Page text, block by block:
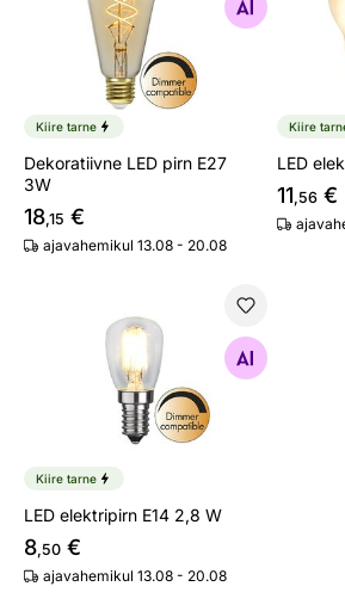
Otsi sarnaseid
Kiire tarne
Dekoratiivne LED pirn E27
3W
18,15 €
ajavahemikul 13.08 - 20.08
Kiire
LED
11,56 €
LED elektripirn E14 2,8 W
Otsi sarnaseid
Kiire tarne
LED elektripirn E14 2,8 W
8,50 €
ajavahemikul 13.08 - 20.08